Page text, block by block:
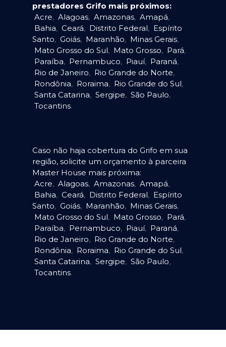
prestadores Grifo mais próximos:
Acre, Alagoas, Amazonas, Amapá,
Bahia, Ceará, Distrito Federal, Espírito
Santo, Goiás, Maranhão, Minas Gerais,
Mato Grosso do Sul, Mato Grosso, Pará,
Paraíba, Pernambuco, Piauí, Paraná,
Rio de Janeiro, Rio Grande do Norte,
Rondônia, Roraima, Rio Grande do Sul,
Santa Catarina, Sergipe, São Paulo,
Tocantins.
Caso não haja cobertura do Grifo em sua
região, solicite um orçamento à parceira
Master House mais próxima:
Acre, Alagoas, Amazonas, Amapá,
Bahia, Ceará, Distrito Federal, Espírito
Santo, Goiás, Maranhão, Minas Gerais,
Mato Grosso do Sul, Mato Grosso, Pará,
Paraíba, Pernambuco, Piauí, Paraná,
Rio de Janeiro, Rio Grande do Norte,
Rondônia, Roraima, Rio Grande do Sul,
Santa Catarina, Sergipe, São Paulo,
Tocantins.